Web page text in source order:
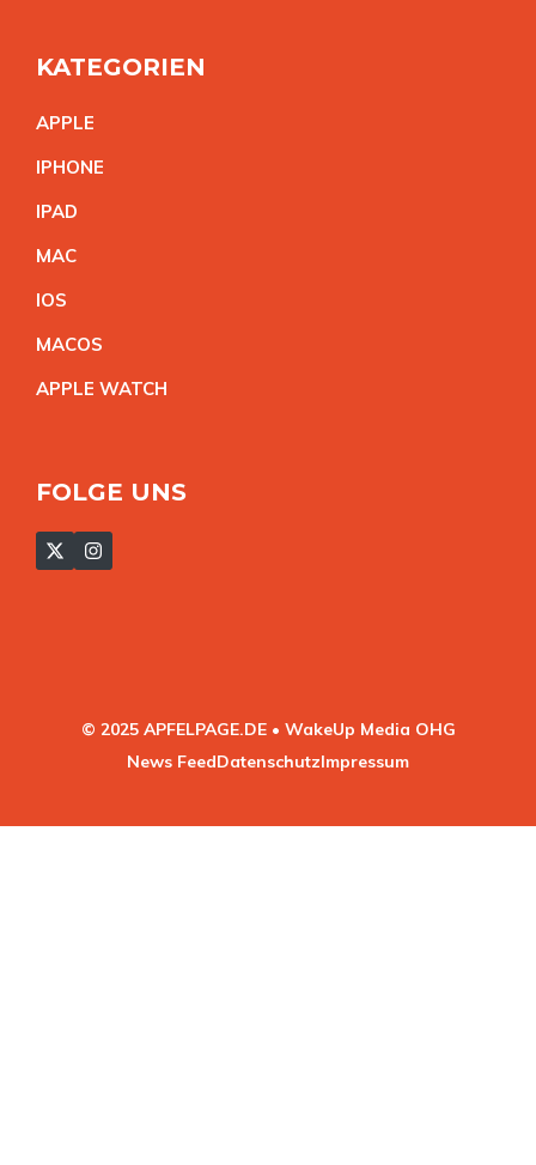
KATEGORIEN
APPLE
IPHONE
IPAD
MAC
IOS
MACOS
APPLE WATCH
FOLGE UNS
© 2025 APFELPAGE.DE • WakeUp Media OHG
News FeedDatenschutzImpressum